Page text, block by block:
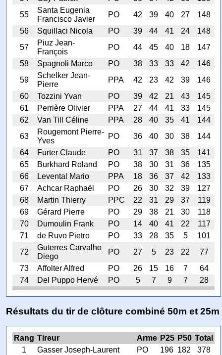
55
Santa Eugenia
Francisco Javier
PO 42 39 40 27
148
56
Squillaci Nicola PO 39 44 41 24
148
57
Piuz Jean-
François
PO 44 45 40 18
147
58
Spagnoli Marco PO 38 33 33 42
146
59
Schelker Jean-
Pierre
PPA 42 23 42 39
146
60
Tozzini Yvan PO 39 42 21 43
145
61
Perrière Olivier PPA 27 44 41 33
145
62
Van Till Céline PPA 28 40 35 41
144
63
Rougemont Pierre-
Yves
PO 36 40 30 38
144
64
Furter Claude PO 31 37 38 35
141
65
Burkhard Roland PO 38 30 31 36
135
66
Levental Mario PPA 18 36 37 42
133
67
Achcar Raphaël PO 26 30 32 39
127
68
Martin Thierry PPC 22 31 29 37
119
69
Gérard Pierre PO 29 38 21 30
118
70
Dumoulin Frank PO 14 40 41 22
117
71
de Ruvo Pietro PO 33 28 35 5
101
72
Guterres Carvalho
Diego
PO 27 5 23 22
77
73
Affolter Alfred PO 26 15 16 7
64
74
Del Puppo Hervé PO 5 7 9 7 28
Résultats du tir de clôture combiné 50m et 25m
Rang Tireur Arme P25 P50 Total
1
Gasser Joseph-Laurent PO 196 182
378